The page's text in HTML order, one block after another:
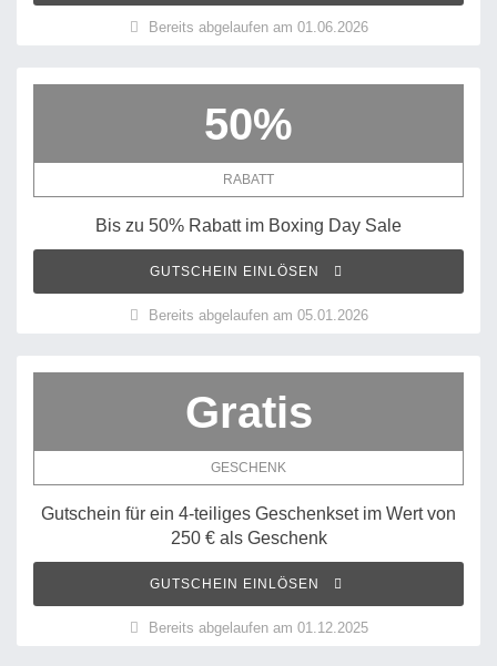
Bereits abgelaufen am 01.06.2026
50%
RABATT
Bis zu 50% Rabatt im Boxing Day Sale
GUTSCHEIN EINLÖSEN
Bereits abgelaufen am 05.01.2026
Gratis
GESCHENK
Gutschein für ein 4-teiliges Geschenkset im Wert von
250 € als Geschenk
GUTSCHEIN EINLÖSEN
Bereits abgelaufen am 01.12.2025